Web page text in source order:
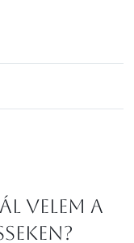
velem a